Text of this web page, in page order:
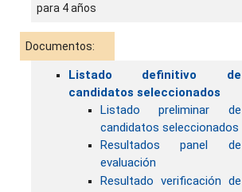
para 4 años
Documentos:
Listado definitivo de
candidatos seleccionados
Listado preliminar de
candidatos seleccionados
Resultados panel de
evaluación
Resultado verificación de